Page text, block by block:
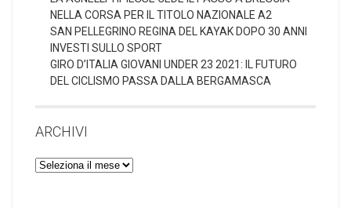
NELLA CORSA PER IL TITOLO NAZIONALE A2
SAN PELLEGRINO REGINA DEL KAYAK DOPO 30 ANNI
INVESTI SULLO SPORT
GIRO D’ITALIA GIOVANI UNDER 23 2021: IL FUTURO
DEL CICLISMO PASSA DALLA BERGAMASCA
ARCHIVI
Archivi